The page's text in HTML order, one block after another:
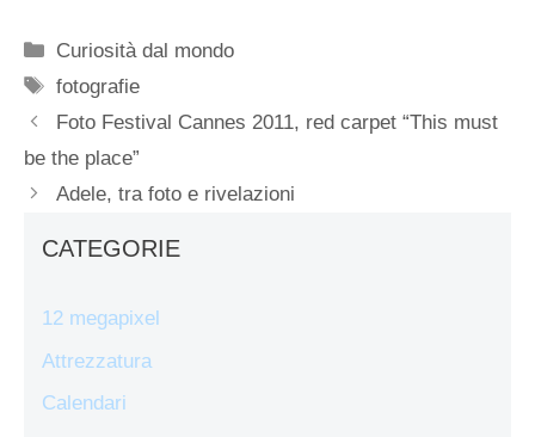
Categorie
Curiosità dal mondo
Tag
fotografie
Foto Festival Cannes 2011, red carpet “This must
be the place”
Adele, tra foto e rivelazioni
CATEGORIE
12 megapixel
Attrezzatura
Calendari